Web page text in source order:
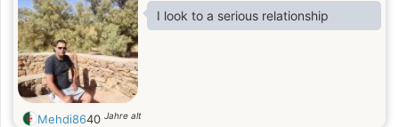
I look to a serious relationship
Mehdi8640 Jahre alt